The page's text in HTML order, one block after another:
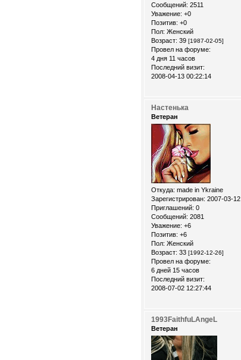
Сообщений: 2511
Уважение: +0
Позитив: +0
Пол: Женский
Возраст: 39 [1987-02-05]
Провел на форуме:
4 дня 11 часов
Последний визит:
2008-04-13 00:22:14
Настенька
Ветеран
Откуда: made in Ykraine
Зарегистрирован: 2007-03-12
Приглашений: 0
Сообщений: 2081
Уважение: +6
Позитив: +6
Пол: Женский
Возраст: 33 [1992-12-26]
Провел на форуме:
6 дней 15 часов
Последний визит:
2008-07-02 12:27:44
1993FaithfuLAngeL
Ветеран